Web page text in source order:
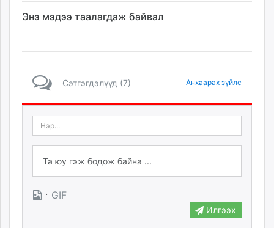
Энэ мэдээ таалагдаж байвал
Сэтгэгдэлүүд (7) Анхаарах зүйлс
· GIF
Илгээх